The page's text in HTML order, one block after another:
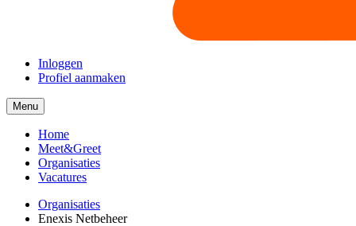
Inloggen
Profiel aanmaken
MenuMenu
collapsed
Home
Meet&Greet
Organisaties
Vacatures
Organisaties
Enexis Netbeheer